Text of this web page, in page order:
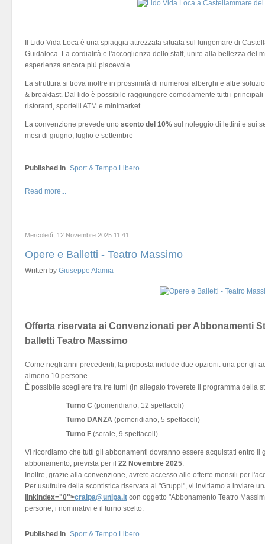
Il Lido Vida Loca è una spiaggia attrezzata situata sul lungomare di
Guidaloca. La cordialità e l'accoglienza dello staff, unite alla bellezza del
esperienza ancora più piacevole.
La struttura si trova inoltre in prossimità di numerosi alberghi e altre
& breakfast. Dal lido è possibile raggiungere comodamente tutti i
ristoranti, sportelli ATM e minimarket.
La convenzione prevede uno sconto del 10% sul noleggio di lettini e sui
mesi di giugno, luglio e settembre
Published in Sport & Tempo Libero
Read more...
Mercoledì, 12 Novembre 2025 11:41
Opere e Balletti - Teatro Massimo
Written by Giuseppe Alamia
Offerta riservata ai Convenzionati per Abbonamenti
balletti Teatro Massimo
Come negli anni precedenti, la proposta include due opzioni: una per gli
almeno 10 persone.
È possibile scegliere tra tre turni (in allegato troverete il programma della
Turno C (pomeridiano, 12 spettacoli)
Turno DANZA (pomeridiano, 5 spettacoli)
Turno F (serale, 9 spettacoli)
Vi ricordiamo che tutti gli abbonamenti dovranno essere acquistati entro
abbonamento, prevista per il 22 Novembre 2025.
Inoltre, grazie alla convenzione, avrete accesso alle offerte mensili per
Per usufruire della scontistica riservata ai "Gruppi", vi invitiamo a inviare
linkindex="0">cralpa@unipa.it con oggetto "Abbonamento Teatro
persone, i nominativi e il turno scelto.
Published in Sport & Tempo Libero